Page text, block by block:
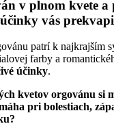
v plnom kvete a
vás
patrí k najkrajším
farby a
účinky.
kvetov orgovánu si
pri bolestiach,